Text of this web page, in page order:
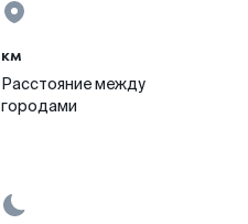
км
Расстояние между
городами